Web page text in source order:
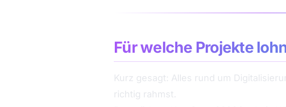
Für welche Projekte
Kurz gesagt: Alles rund um
richtig rahmst.